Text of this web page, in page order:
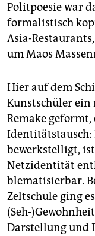
Politpoesie war
formalistisch
Asia-
um Maos
Hier auf dem
Kunstschüler
Remake
bewerkstelligt,
Netzidentität
blematisierbar.
Zeltschule ging
(Seh-
Darstellung und